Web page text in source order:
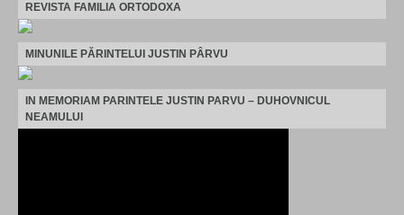
REVISTA FAMILIA ORTODOXA
MINUNILE PĂRINTELUI JUSTIN PÂRVU
IN MEMORIAM PARINTELE JUSTIN PARVU – DUHOVNICUL
NEAMULUI